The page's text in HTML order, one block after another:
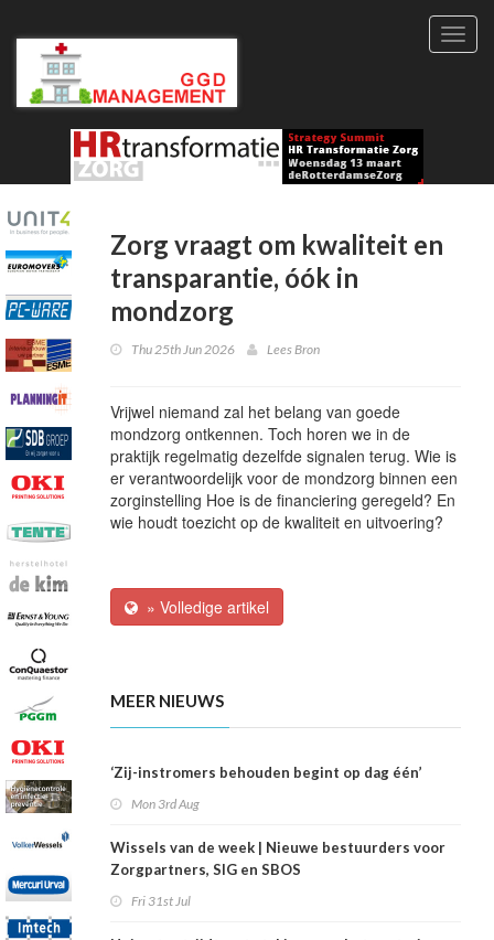
Zorg vraagt om kwaliteit en
transparantie, óók in
mondzorg
Thu 25th Jun 2026 Lees Bron
Vrijwel niemand zal het belang van goede
mondzorg ontkennen. Toch horen we in de
praktijk regelmatig dezelfde signalen terug. Wie is
er verantwoordelijk voor de mondzorg binnen een
zorginstelling Hoe is de financiering geregeld? En
wie houdt toezicht op de kwaliteit en uitvoering?
» Volledige artikel
MEER NIEUWS
‘Zij-instromers behouden begint op dag één’
Mon 3rd Aug
Wissels van de week | Nieuwe bestuurders voor
Zorgpartners, SIG en SBOS
Fri 31st Jul